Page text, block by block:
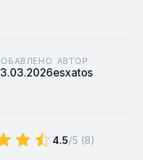
АВТОР
esxatos
4.5/5 (8)